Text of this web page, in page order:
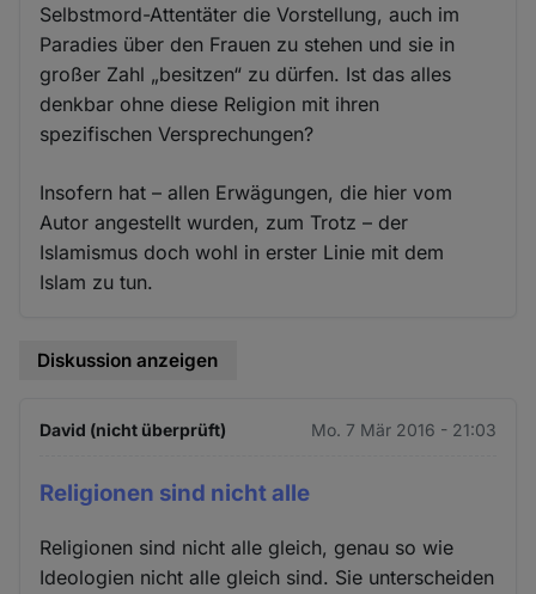
Selbstmord-Attentäter die Vorstellung, auch im
Paradies über den Frauen zu stehen und sie in
großer Zahl „besitzen“ zu dürfen. Ist das alles
denkbar ohne diese Religion mit ihren
spezifischen Versprechungen?
Insofern hat – allen Erwägungen, die hier vom
Autor angestellt wurden, zum Trotz – der
Islamismus doch wohl in erster Linie mit dem
Islam zu tun.
Diskussion anzeigen
David (nicht überprüft) Mo. 7 Mär 2016 - 21:03
Religionen sind nicht alle
Religionen sind nicht alle gleich, genau so wie
Ideologien nicht alle gleich sind. Sie unterscheiden